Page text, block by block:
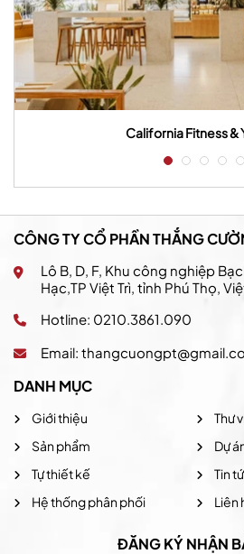
California Fitness & Yoga 2
CÔNG TY CỔ PHẦN THẮNG
Lô B, D, F, Khu công nghiệp
Hạc,TP Việt Trì, tỉnh Phú Thọ,
Hotline: 0210.3861.090
Email:
DANH MỤC
Giới thiệu
Sản phẩm
Tự thiết kế
Hệ thống phân phối
Thư
Dự
Tin
Liên
ĐĂNG KÝ NHẬN